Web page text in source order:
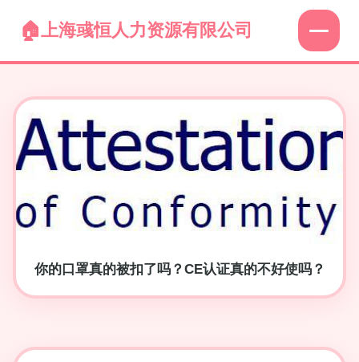
上海彧恒人力资源有限公司
你的口罩真的被扣了吗？CE认证真的不好使吗？